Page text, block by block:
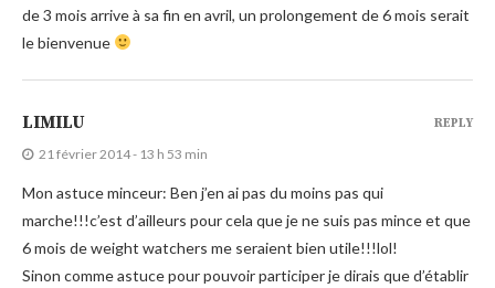
de 3 mois arrive à sa fin en avril, un prolongement de 6 mois serait
le bienvenue
LIMILU
21 février 2014 - 13 h 53 min
Mon astuce minceur: Ben j’en ai pas du moins pas qui
marche!!!c’est d’ailleurs pour cela que je ne suis pas mince et que
6 mois de weight watchers me seraient bien utile!!!lol!
Sinon comme astuce pour pouvoir participer je dirais que d’établir
REPLY